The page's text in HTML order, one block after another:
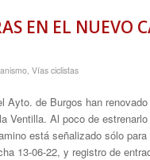
EN EL NUEVO
Vías ciclistas
Ayto. de Burgos han
Ventilla. Al poco de
está señalizado sólo
13-06-22, y registro de